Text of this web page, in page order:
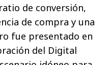
de conversión,
de compra y una
fue presentado en
del Digital